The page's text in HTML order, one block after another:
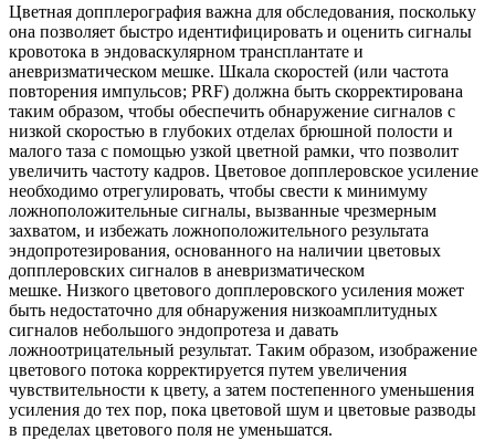
Цветная допплерография важна для обследования, поскольку
она позволяет быстро идентифицировать и оценить сигналы
кровотока в эндоваскулярном трансплантате и
аневризматическом мешке. Шкала скоростей (или частота
повторения импульсов; PRF) должна быть скорректирована
таким образом, чтобы обеспечить обнаружение сигналов с
низкой скоростью в глубоких отделах брюшной полости и
малого таза с помощью узкой цветной рамки, что позволит
увеличить частоту кадров. Цветовое допплеровское усиление
необходимо отрегулировать, чтобы свести к минимуму
ложноположительные сигналы, вызванные чрезмерным
захватом, и избежать ложноположительного результата
эндопротезирования, основанного на наличии цветовых
допплеровских сигналов в аневризматическом
мешке. Низкого цветового допплеровского усиления может
быть недостаточно для обнаружения низкоамплитудных
сигналов небольшого эндопротеза и давать
ложноотрицательный результат. Таким образом, изображение
цветового потока корректируется путем увеличения
чувствительности к цвету, а затем постепенного уменьшения
усиления до тех пор, пока цветовой шум и цветовые разводы
в пределах цветового поля не уменьшатся.